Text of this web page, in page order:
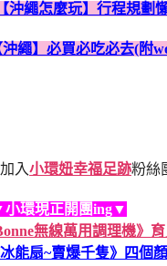
【沖繩怎麼玩】行程規劃
沖繩】必買必吃必去(附
入小環妞幸福足跡粉絲
環現正開團ing▼
無線萬用調理機》
能扇~賣爆千隻》四個